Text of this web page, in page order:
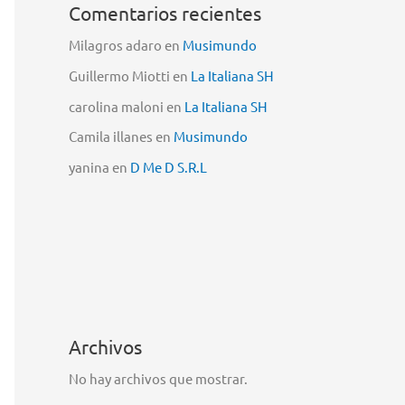
Comentarios recientes
Milagros adaro en Musimundo
Guillermo Miotti en La Italiana SH
carolina maloni en La Italiana SH
Camila illanes en Musimundo
yanina en D Me D S.R.L
Archivos
No hay archivos que mostrar.